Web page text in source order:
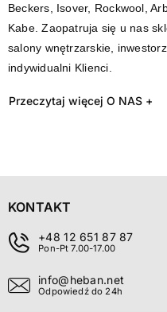
Beckers, Isover, Rockwool,
Kabe. Zaopatruja się u nas
salony wnętrzarskie,
indywidualni Klienci.
Przeczytaj więcej O NAS +
KONTAKT
+48 12 651 87 87
Pon-Pt 7.00-17.00
info@heban.net
Odpowiedź do 24h